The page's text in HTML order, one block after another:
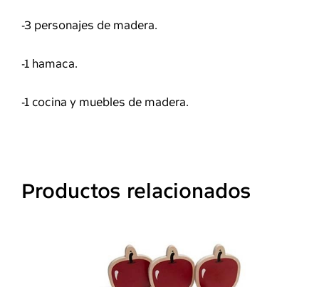
-3 personajes de madera.
-1 hamaca.
-1 cocina y muebles de madera.
Productos relacionados